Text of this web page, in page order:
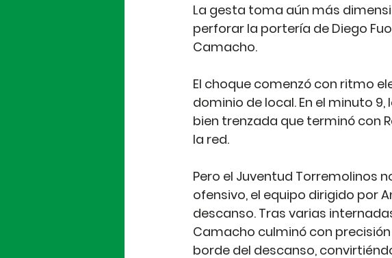
La gesta toma aún más
perforar la portería de Diego
Camacho.
El choque comenzó con ritmo
dominio de local. En el minuto
bien trenzada que terminó con
la red.
Pero el Juventud Torremolinos
ofensivo, el equipo dirigido por
descanso. Tras varias
Camacho culminó con
borde del descanso,